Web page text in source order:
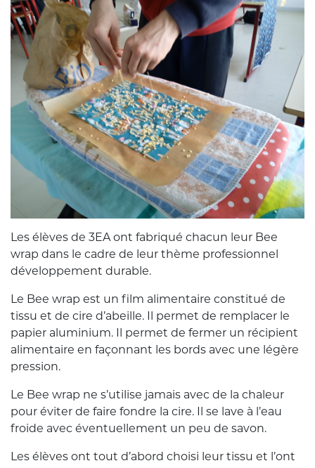
Les élèves de 3EA ont fabriqué chacun leur Bee
wrap dans le cadre de leur thème professionnel
développement durable.
Le Bee wrap est un film alimentaire constitué de
tissu et de cire d’abeille. Il permet de remplacer le
papier aluminium. Il permet de fermer un récipient
alimentaire en façonnant les bords avec une légère
pression.
Le Bee wrap ne s’utilise jamais avec de la chaleur
pour éviter de faire fondre la cire. Il se lave à l’eau
froide avec éventuellement un peu de savon.
Les élèves ont tout d’abord choisi leur tissu et l’ont